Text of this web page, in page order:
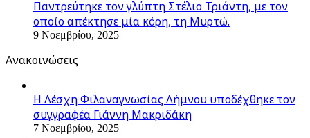
Παντρεύτηκε τον γλύπτη Στέλιο Τριάντη, με τον
οποίο απέκτησε μία κόρη, τη Μυρτώ.
9 Νοεμβρίου, 2025
Ανακοινώσεις
Η Λέσχη Φιλαναγνωσίας Λήμνου υποδέχθηκε τον
συγγραφέα Γιάννη Μακριδάκη
7 Νοεμβρίου, 2025